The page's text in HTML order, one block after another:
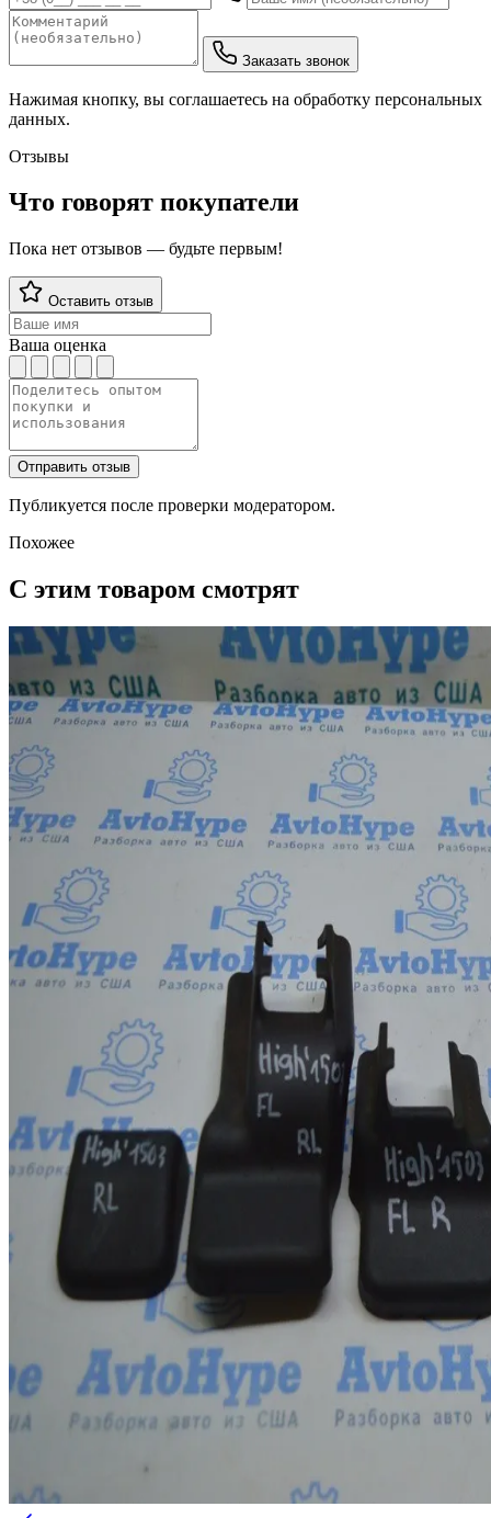
Заказать звонок
Нажимая кнопку, вы соглашаетесь на обработку персональных
данных.
Отзывы
Что говорят покупатели
Пока нет отзывов — будьте первым!
Оставить отзыв
Ваша оценка
Отправить отзыв
Публикуется после проверки модератором.
Похожее
С этим товаром смотрят